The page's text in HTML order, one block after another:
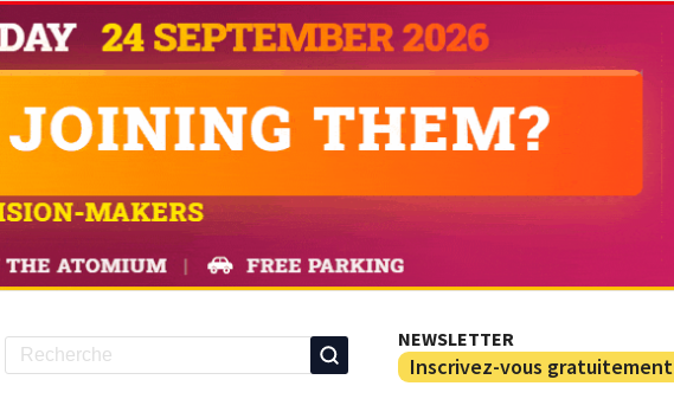
NEWSLETTER
Inscrivez-vous gratuitement